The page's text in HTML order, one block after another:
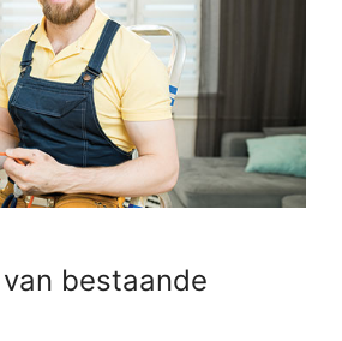
bestaande